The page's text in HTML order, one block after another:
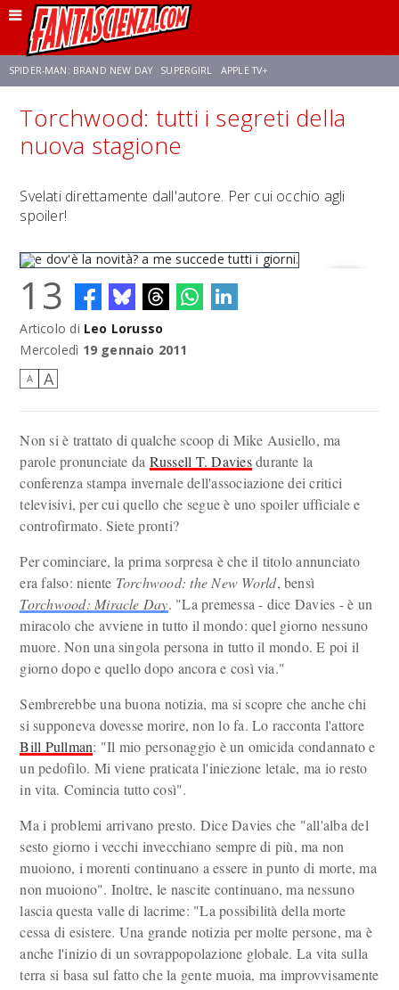
SPIDER-MAN: BRAND NEW DAY SUPERGIRL APPLE TV+
FRANCO RICCIARDIELLO ZENDAYA STAR TREK AVENGERS: DOOMSDAY
Torchwood: tutti i segreti della
nuova stagione
Svelati direttamente dall'autore. Per cui occhio agli
spoiler!
e dov'è la novità? a me succede tutti i giorni.
13
Articolo di Leo Lorusso
Mercoledì 19 gennaio 2011
A A
Non si è trattato di qualche scoop di Mike Ausiello, ma
parole pronunciate da Russell T. Daviesdurante la
conferenza stampa invernale dell'associazione dei critici
televisivi, per cui quello che segue è uno spoiler ufficiale e
controfirmato. Siete pronti?
Per cominciare, la prima sorpresa è che il titolo annunciato
era falso: niente Torchwood: the New World, bensì
Torchwood: Miracle Day. "La premessa - dice Davies - è un
miracolo che avviene in tutto il mondo: quel giorno nessuno
muore. Non una singola persona in tutto il mondo. E poi il
giorno dopo e quello dopo ancora e così via."
Sembrerebbe una buona notizia, ma si scopre che anche chi
si supponeva dovesse morire, non lo fa. Lo racconta l'attore
Bill Pullman: "Il mio personaggio è un omicida condannato e
un pedofilo. Mi viene praticata l'iniezione letale, ma io resto
in vita. Comincia tutto così".
Ma i problemi arrivano presto. Dice Davies che "all'alba del
sesto giorno i vecchi invecchiano sempre di più, ma non
muoiono, i morenti continuano a essere in punto di morte, ma
non muoiono". Inoltre, le nascite continuano, ma nessuno
lascia questa valle di lacrime: "La possibilità della morte
cessa di esistere. Una grande notizia per molte persone, ma è
anche l'inizio di un sovrappopolazione globale. La vita sulla
terra si basa sul fatto che la gente muoia, ma improvvisamente